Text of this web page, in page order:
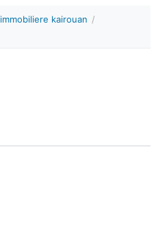
kairouan /